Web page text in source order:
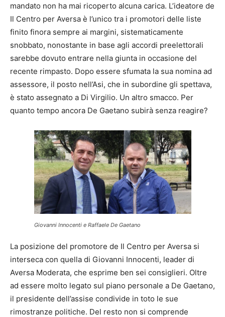
mandato non ha mai ricoperto alcuna carica. L’ideatore de
Il Centro per Aversa è l’unico tra i promotori delle liste
finito finora sempre ai margini, sistematicamente
snobbato, nonostante in base agli accordi preelettorali
sarebbe dovuto entrare nella giunta in occasione del
recente rimpasto. Dopo essere sfumata la sua nomina ad
assessore, il posto nell’Asi, che in subordine gli spettava,
è stato assegnato a Di Virgilio. Un altro smacco. Per
quanto tempo ancora De Gaetano subirà senza reagire?
Giovanni Innocenti e Raffaele De Gaetano
La posizione del promotore de Il Centro per Aversa si
interseca con quella di Giovanni Innocenti, leader di
Aversa Moderata, che esprime ben sei consiglieri. Oltre
ad essere molto legato sul piano personale a De Gaetano,
il presidente dell’assise condivide in toto le sue
rimostranze politiche. Del resto non si comprende